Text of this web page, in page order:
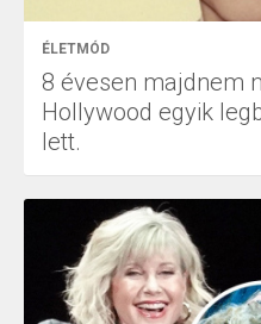
ÉLETMÓD
8 évesen majdnem
Hollywood egyik
lett.